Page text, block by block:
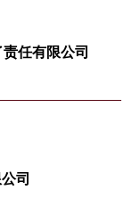
任有限公司
司